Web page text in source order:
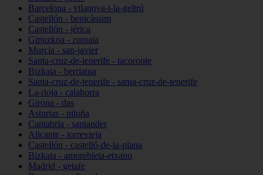
Barcelona - vilanova-i-la-geltrú
Castellón - benicàssim
Castellón - jérica
Gipuzkoa - zumaia
Murcia - san-javier
Santa-cruz-de-tenerife - tacoronte
Bizkaia - berriatua
Santa-cruz-de-tenerife - santa-cruz-de-tenerife
La-rioja - calahorra
Girona - das
Asturias - piloña
Cantabria - santander
Alicante - torrevieja
Castellón - castelló-de-la-plana
Bizkaia - amorebieta-etxano
Madrid - getafe